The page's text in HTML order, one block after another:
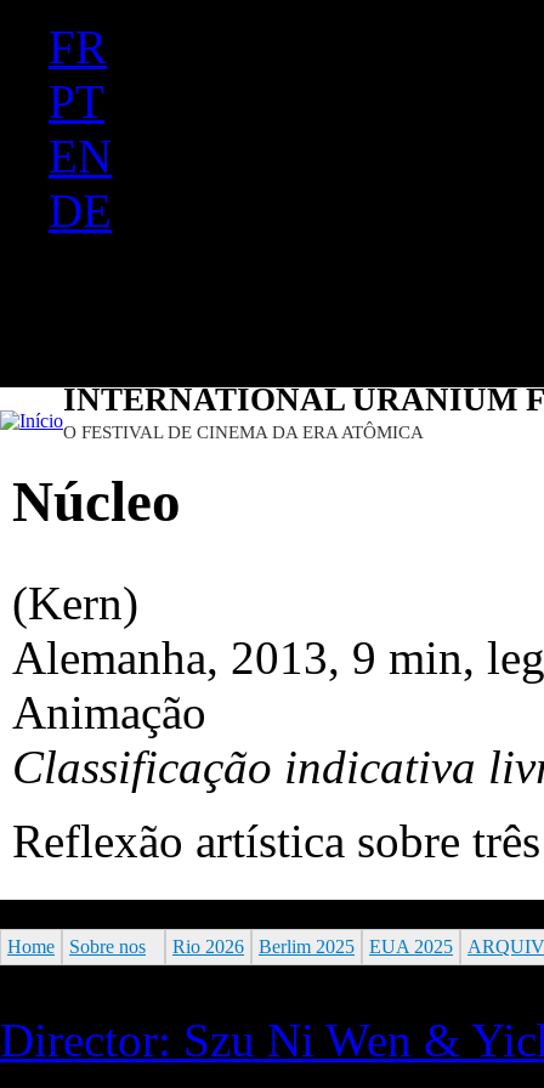
FR
PT
EN
DE
INTERNATIONAL URANIUM
O FESTIVAL DE CINEMA DA ERA ATÔMICA
Núcleo
(Kern)
Alemanha, 2013, 9 min,
Animação
Classificação indicativa
Reflexão artística sobre
Home Sobre nos Rio 2026 Berlim 2025 EUA 2025
Director: Szu Ni Wen &